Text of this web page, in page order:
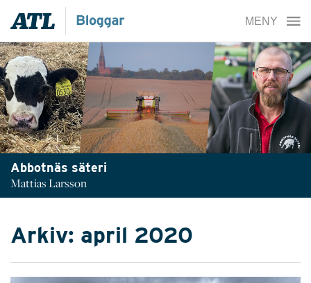
Abbotnäs säteri
Mattias Larsson
Arkiv: april 2020